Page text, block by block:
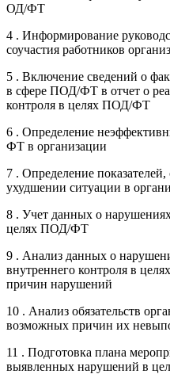
ОД/ФТ
4 . Информирование
соучастия работников
5 . Включение сведений о
в сфере ПОД/ФТ в отчет о
контроля в целях ПОД/ФТ
6 . Определение
ФТ в организации
7 . Определение
ухудшении ситуации в
8 . Учет данных о
целях ПОД/ФТ
9 . Анализ данных о
внутреннего контроля в
причин нарушений
10 . Анализ обязательств
возможных причин их
11 . Подготовка плана
выявленных нарушений в